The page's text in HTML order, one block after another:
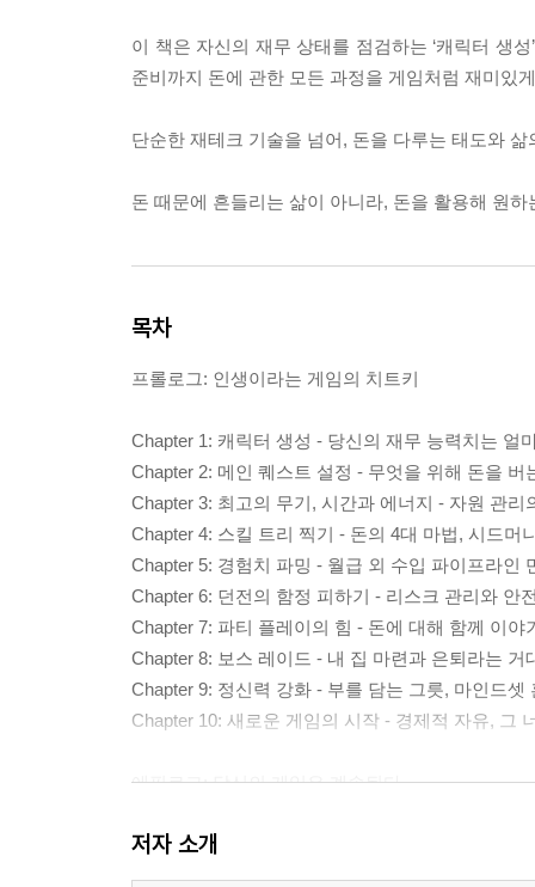
이 책은 자신의 재무 상태를 점검하는 ‘캐릭터 생
준비까지 돈에 관한 모든 과정을 게임처럼 재미있
단순한 재테크 기술을 넘어, 돈을 다루는 태도와
돈 때문에 흔들리는 삶이 아니라, 돈을 활용해 원
목차
프롤로그: 인생이라는 게임의 치트키
Chapter 1: 캐릭터 생성 - 당신의 재무 능력치는 얼
Chapter 2: 메인 퀘스트 설정 - 무엇을 위해 돈을 버
Chapter 3: 최고의 무기, 시간과 에너지 - 자원 관리
Chapter 4: 스킬 트리 찍기 - 돈의 4대 마법, 시드머
Chapter 5: 경험치 파밍 - 월급 외 수입 파이프라인
Chapter 6: 던전의 함정 피하기 - 리스크 관리와 안
Chapter 7: 파티 플레이의 힘 - 돈에 대해 함께 이야
Chapter 8: 보스 레이드 - 내 집 마련과 은퇴라는 거
Chapter 9: 정신력 강화 - 부를 담는 그릇, 마인드셋
Chapter 10: 새로운 게임의 시작 - 경제적 자유, 그
에필로그: 당신의 게임은 계속된다
저자 소개